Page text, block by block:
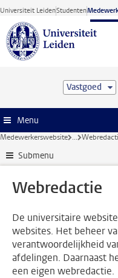
Ga direct naar de inhoud
Universiteit LeidenStudenten
Vastgoed
Menu
Medewerkerswebsite ...
Submenu
Webredactie
De universitaire
websites. Het beheer
verantwoordelijkheid
afdelingen. Daarnaast
een eigen webredactie.